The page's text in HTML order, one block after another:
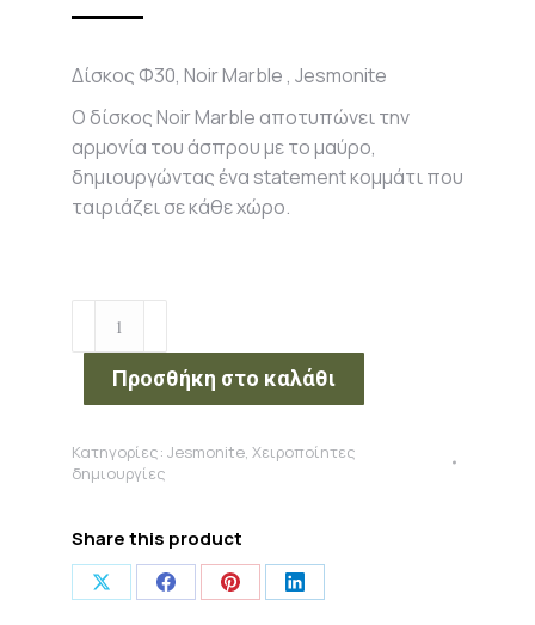
Δίσκος Φ30, Noir Marble , Jesmonite
Ο δίσκος Noir Marble αποτυπώνει την
αρμονία του άσπρου με το μαύρο,
δημιουργώντας ένα statement κομμάτι που
ταιριάζει σε κάθε χώρο.
Marble
Jesmonite
ποσότητα
Προσθήκη στο καλάθι
Κατηγορίες: Jesmonite Χειροποίητες
δημιουργίες
Share this product
Share Share Share Share